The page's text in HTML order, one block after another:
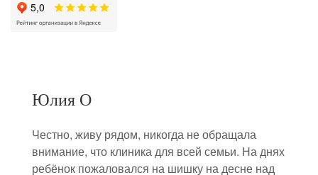
Юлия О
Честно, живу рядом, никогда не обращала
внимание, что клиника для всей семьи. На днях
ребёнок пожаловался на шишку на десне над